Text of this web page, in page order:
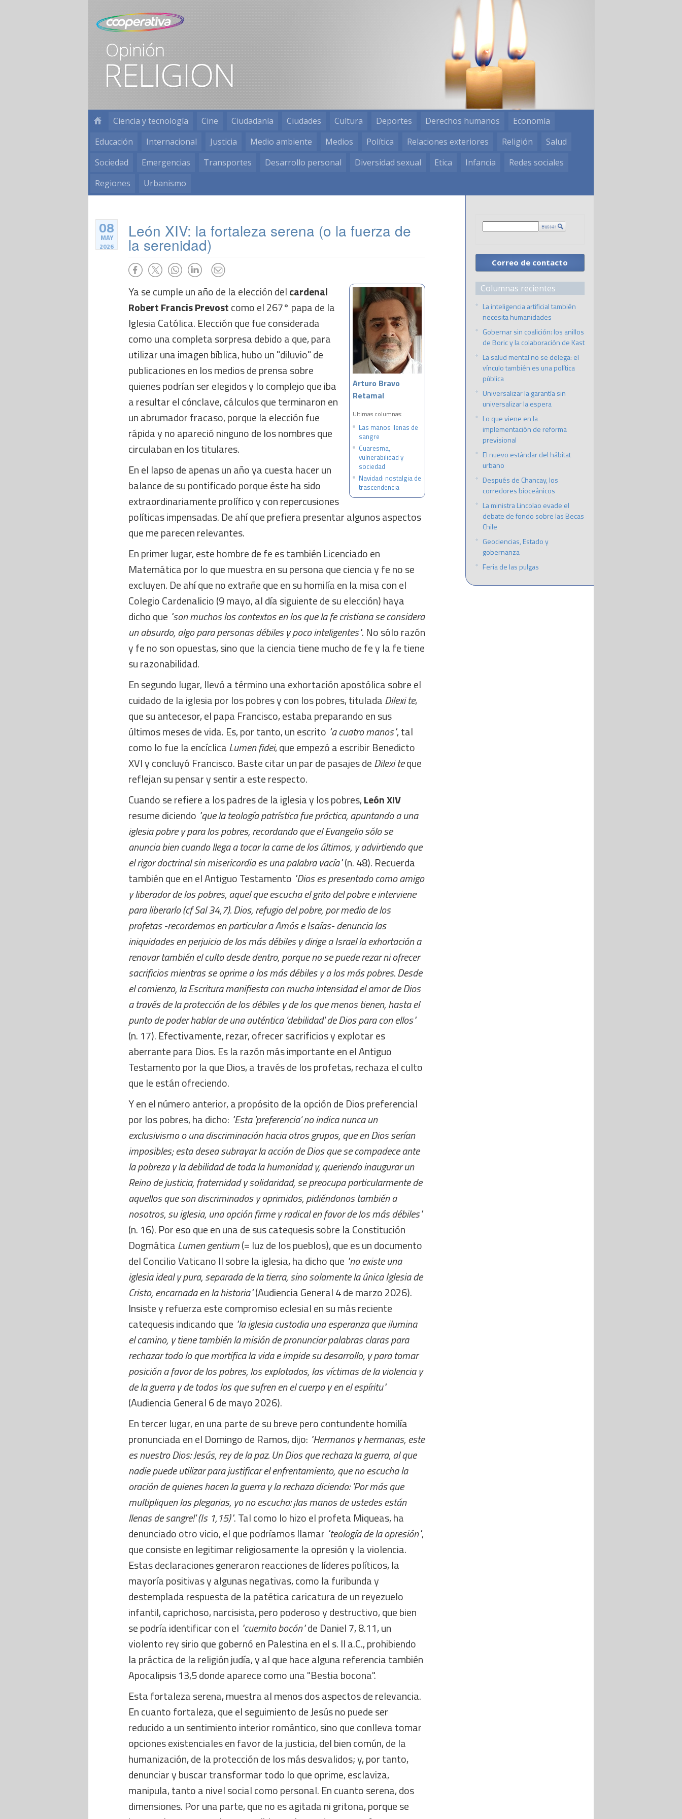
Ciencia y tecnología Cine Ciudadanía Ciudades Cultura Deportes Derechos humanos
Economía
Educación
Internacional Justicia Medio ambiente Medios Política Relaciones exteriores Religión
Salud
Sociedad
Emergencias Transportes Desarrollo personal Diversidad sexual Etica Infancia
Redes sociales
Regiones
Urbanismo
08
MAY
2026
León XIV: la fortaleza serena (o la fuerza de
la serenidad)
Arturo Bravo
Retamal
Ultimas columnas:
Las manos llenas de
sangre
Cuaresma,
vulnerabilidad y
sociedad
Navidad: nostalgia de
trascendencia
Ya se cumple un año de la elección delcardenal
Robert Francis Prevostcomo el 267° papa de la
Iglesia Católica. Elección que fue considerada
como una completa sorpresa debido a que, para
utilizar una imagen bíblica, hubo un "diluvio" de
publicaciones en los medios de prensa sobre
quienes podrían ser elegidos y lo complejo que iba
a resultar el cónclave, cálculos que terminaron en
un abrumador fracaso, porque la elección fue
rápida y no apareció ninguno de los nombres que
circulaban en los titulares.
En el lapso de apenas un año ya cuesta hacer un
balance de su pontificado porque éste ha sido
extraordinariamente prolífico y con repercusiones
políticas impensadas. De ahí que prefiera presentar algunos aspectos
que me parecen relevantes.
En primer lugar, este hombre de fe es también Licenciado en
Matemática por lo que muestra en su persona que ciencia y fe no se
excluyen. De ahí que no extrañe que en su homilía en la misa con el
Colegio Cardenalicio (9 mayo, al día siguiente de su elección) haya
dicho que "son muchos los contextos en los que la fe cristiana se considera
un absurdo, algo para personas débiles y poco inteligentes". No sólo razón
y fe no son opuestas, sino que la ciencia tiene mucho de fe y la fe tiene
su razonabilidad.
En segundo lugar, llevó a término una exhortación apostólica sobre el
cuidado de la iglesia por los pobres y con los pobres, tituladaDilexi te,
que su antecesor, el papa Francisco, estaba preparando en sus
últimos meses de vida. Es, por tanto, un escrito "a cuatro manos", tal
como lo fue la encíclicaLumen fidei, que empezó a escribir Benedicto
XVI y concluyó Francisco. Baste citar un par de pasajes deDilexi teque
reflejan su pensar y sentir a este respecto.
Cuando se refiere a los padres de la iglesia y los pobres,León XIV
resume diciendo "que la teología patrística fue práctica, apuntando a una
iglesia pobre y para los pobres, recordando que el Evangelio sólo se
anuncia bien cuando llega a tocar la carne de los últimos, y advirtiendo que
el rigor doctrinal sin misericordia es una palabra vacía"(n. 48). Recuerda
también que en el Antiguo Testamento "Dios es presentado como amigo
y liberador de los pobres, aquel que escucha el grito del pobre e interviene
para liberarlo (cf Sal 34,7). Dios, refugio del pobre, por medio de los
profetas -recordemos en particular a Amós e Isaías- denuncia las
iniquidades en perjuicio de los más débiles y dirige a Israel la exhortación a
renovar también el culto desde dentro, porque no se puede rezar ni ofrecer
sacrificios mientras se oprime a los más débiles y a los más pobres. Desde
el comienzo, la Escritura manifiesta con mucha intensidad el amor de Dios
a través de la protección de los débiles y de los que menos tienen, hasta el
punto de poder hablar de una auténtica 'debilidad' de Dios para con ellos"
(n. 17). Efectivamente, rezar, ofrecer sacrificios y explotar es
aberrante para Dios. Es la razón más importante en el Antiguo
Testamento por la que Dios, a través de los profetas, rechaza el culto
que le están ofreciendo.
Y en el número anterior, a propósito de la opción de Dios preferencial
por los pobres, ha dicho: "Esta 'preferencia' no indica nunca un
exclusivismo o una discriminación hacia otros grupos, que en Dios serían
imposibles; esta desea subrayar la acción de Dios que se compadece ante
la pobreza y la debilidad de toda la humanidad y, queriendo inaugurar un
Reino de justicia, fraternidad y solidaridad, se preocupa particularmente de
aquellos que son discriminados y oprimidos, pidiéndonos también a
nosotros, su iglesia, una opción firme y radical en favor de los más débiles"
(n. 16). Por eso que en una de sus catequesis sobre la Constitución
DogmáticaLumen gentium(= luz de los pueblos), que es un documento
del Concilio Vaticano II sobre la iglesia, ha dicho que "no existe una
iglesia ideal y pura, separada de la tierra, sino solamente la única Iglesia de
Cristo, encarnada en la historia"(Audiencia General 4 de marzo 2026).
Insiste y refuerza este compromiso eclesial en su más reciente
catequesis indicando que "la iglesia custodia una esperanza que ilumina
el camino, y tiene también la misión de pronunciar palabras claras para
rechazar todo lo que mortifica la vida e impide su desarrollo, y para tomar
posición a favor de los pobres, los explotados, las víctimas de la violencia y
de la guerra y de todos los que sufren en el cuerpo y en el espíritu"
(Audiencia General 6 de mayo 2026).
En tercer lugar, en una parte de su breve pero contundente homilía
pronunciada en el Domingo de Ramos, dijo: "Hermanos y hermanas, este
es nuestro Dios: Jesús, rey de la paz. Un Dios que rechaza la guerra, al que
nadie puede utilizar para justificar el enfrentamiento, que no escucha la
oración de quienes hacen la guerra y la rechaza diciendo: 'Por más que
multipliquen las plegarias, yo no escucho: ¡las manos de ustedes están
llenas de sangre!' (Is 1,15)". Tal como lo hizo el profeta Miqueas, ha
denunciado otro vicio, el que podríamos llamar "teología de la opresión",
que consiste en legitimar religiosamente la opresión y la violencia.
Estas declaraciones generaron reacciones de líderes políticos, la
mayoría positivas y algunas negativas, como la furibunda y
destemplada respuesta de la patética caricatura de un reyezuelo
infantil, caprichoso, narcisista, pero poderoso y destructivo, que bien
se podría identificar con el "cuernito bocón"de Daniel 7, 8.11, un
violento rey sirio que gobernó en Palestina en el s. II a.C., prohibiendo
la práctica de la religión judía, y al que hace alguna referencia también
Apocalipsis 13,5 donde aparece como una "Bestia bocona".
Esta fortaleza serena, muestra al menos dos aspectos de relevancia.
En cuanto fortaleza, que el seguimiento de Jesús no puede ser
reducido a un sentimiento interior romántico, sino que conlleva tomar
opciones existenciales en favor de la justicia, del bien común, de la
humanización, de la protección de los más desvalidos; y, por tanto,
denunciar y buscar transformar todo lo que oprime, esclaviza,
manipula, tanto a nivel social como personal. En cuanto serena, dos
dimensiones. Por una parte, que no es agitada ni gritona, porque se
Correo de contacto
Columnas recientes
La inteligencia artificial también
necesita humanidades
Gobernar sin coalición: los anillos
de Boric y la colaboración de Kast
La salud mental no se delega: el
vínculo también es una política
pública
Universalizar la garantía sin
universalizar la espera
Lo que viene en la
implementación de reforma
previsional
El nuevo estándar del hábitat
urbano
Después de Chancay, los
corredores bioceánicos
La ministra Lincolao evade el
debate de fondo sobre las Becas
Chile
Geociencias, Estado y
gobernanza
Feria de las pulgas